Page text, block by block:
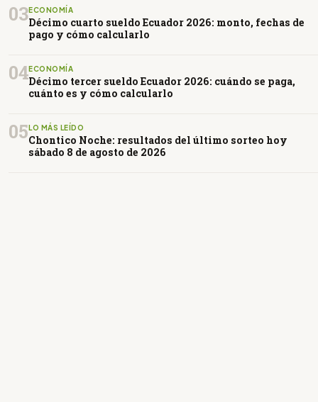
03ECONOMÍA
Décimo cuarto sueldo Ecuador 2026: monto, fechas de
pago y cómo calcularlo
04ECONOMÍA
Décimo tercer sueldo Ecuador 2026: cuándo se paga,
cuánto es y cómo calcularlo
05LO MÁS LEÍDO
Chontico Noche: resultados del último sorteo hoy
sábado 8 de agosto de 2026